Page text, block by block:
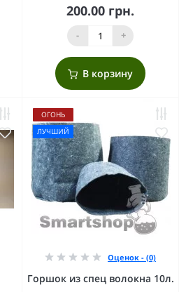
200.00 грн.
- +
В корзину
ОГОНЬ
ЛУЧШИЙ
Оценок - (0)
Горшок из спец волокна 10л.